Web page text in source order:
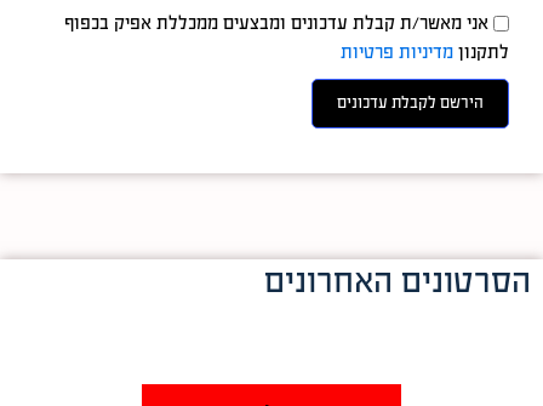
אני מאשר/ת קבלת עדכונים ומבצעים ממכללת אפיק בכפוף
לתקנון מדיניות פרטיות
הירשם לקבלת עדכונים
הסרטונים האחרונים